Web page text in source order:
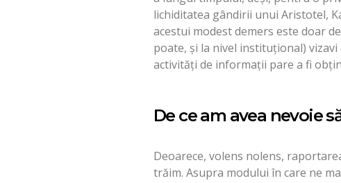
lichiditatea gândirii unui Aristotel,
acestui modest demers este doar
poate, şi la nivel instituţional)
activităţi de informaţii pare a fi
De ce am avea nevoie
Deoarece, volens nolens,
trăim. Asupra modului în care ne